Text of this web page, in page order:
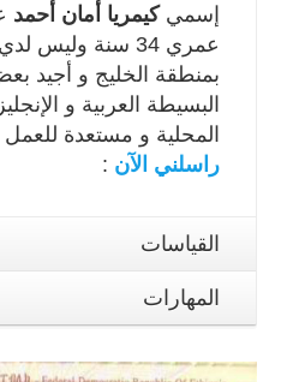
إسميكيمريا أمان أحمد
عمري 34 سنة
بمنطقة الخليج و أجيد
البسيطة العربية و
المحلية و مستعدة للعمل
راسلني الآن :
القياسات
المهارات